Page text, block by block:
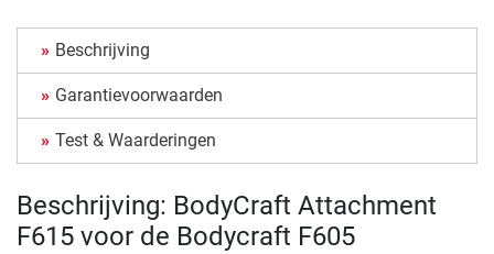
Beschrijving
Garantievoorwaarden
Test & Waarderingen
Beschrijving: BodyCraft Attachment
F615 voor de Bodycraft F605